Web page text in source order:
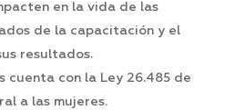
en la vida de las
de la capacitación y el
resultados.
cuenta con la Ley 26.485 de
a las mujeres.